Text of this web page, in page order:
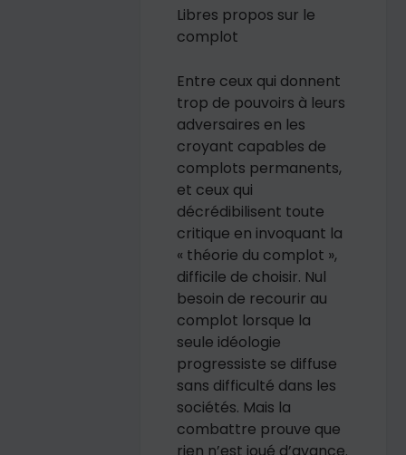
Libres propos sur le
complot
Entre ceux qui donnent
trop de pouvoirs à leurs
adversaires en les
croyant capables de
complots permanents,
et ceux qui
décrédibilisent toute
critique en invoquant la
« théorie du complot »,
difficile de choisir. Nul
besoin de recourir au
complot lorsque la
seule idéologie
progressiste se diffuse
sans difficulté dans les
sociétés. Mais la
combattre prouve que